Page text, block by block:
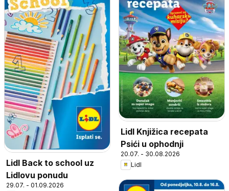
Lidl Back to school uz
Lidlovu ponudu
29.07. - 01.09.2026
Lidl Knjižica recepata
Psići u ophodnji
20.07. - 30.08.2026
Lidl